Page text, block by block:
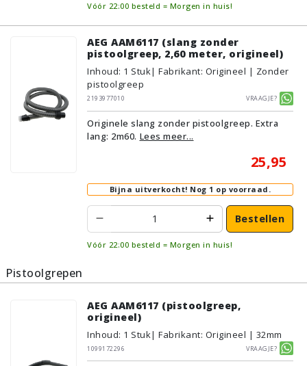
Vóór 22:00 besteld = Morgen in huis!
AEG AAM6117 (slang zonder
pistoolgreep, 2,60 meter, origineel)
Inhoud: 1 Stuk| Fabrikant: Origineel | Zonder
pistoolgreep
2193977010
Vraagje?
Originele slang zonder pistoolgreep. Extra
lang: 2m60. Lees meer...
25,95
Bijna uitverkocht! Nog 1 op voorraad.
Bestellen
Vóór 22:00 besteld = Morgen in huis!
Pistoolgrepen
AEG AAM6117 (pistoolgreep,
origineel)
Inhoud: 1 Stuk| Fabrikant: Origineel | 32mm
1099172296
Vraagje?